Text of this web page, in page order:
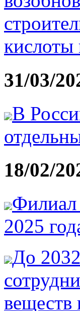
кислоты
31/03/
В
18/02/
2025
До
веществ